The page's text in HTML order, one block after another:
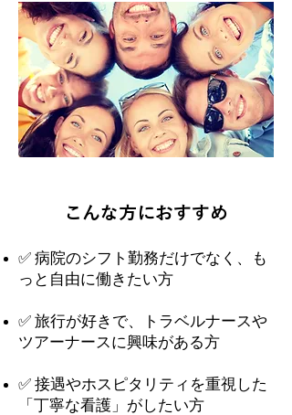
こんな方におすすめ
✅ 病院のシフト勤務だけでなく、も
っと自由に働きたい方
✅ 旅行が好きで、トラベルナースや
ツアーナースに興味がある方
✅ 接遇やホスピタリティを重視した
「丁寧な看護」がしたい方